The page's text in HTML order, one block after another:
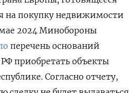
на покупку недвижимости
2024 Минобороны
перечень оснований
приобретать объекты
Согласно отчету,